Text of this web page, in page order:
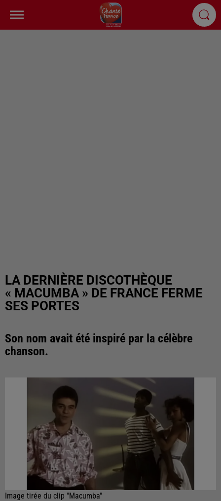
LA DERNIÈRE DISCOTHÈQUE
« MACUMBA » DE FRANCE FERME
SES PORTES
Son nom avait été inspiré par la célèbre
chanson.
Image tirée du clip "Macumba"